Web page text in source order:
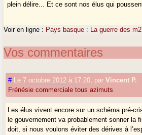
plein délire... Et ce sont nos élus qui
Voir en ligne : Pays basque : La guerre des
Vos commentaires
# Le 7 octobre 2012 à 17:20 parVincent P.
Frénésie commerciale tous azimuts
Les élus vivent encore sur un schéma pré-
le gouvernement va probablement sonner la
doit, si nous voulons éviter des dérives à